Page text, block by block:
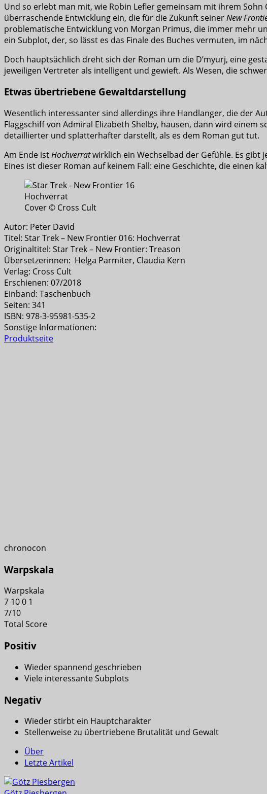
Und so erlebt man mit, wie Robin Lefler gemeinsam mit ihrem
überraschende Entwicklung ein, die für die Zukunft seinerNew
problematische Entwicklung von Morgan Primus, die immer mehr
ein Subplot, der, so lässt es das Finale des Buches vermuten, im
Doch hauptsächlich dreht sich der Roman um die D’myurj, eine
jeweiligen Vertreter als intelligent und gewieft. Als Wesen, die
Etwas übertriebene Gewaltdarstellung
Wesentlich interessanter sind allerdings ihre Handlanger, die der
Flaggschiff von Admiral Elizabeth Shelby, hausen, dann wird
detaillierter und splatterhafter darstellt, als es dem Roman gut tut.
Am Ende istHochverratwirklich ein Wechselbad der Gefühle. Es gibt
Eines ist dieser Roman auf keinem Fall: eine Geschichte, die einen
Cover © Cross Cult
Autor: Peter David
Titel: Star Trek – New Frontier 016: Hochverrat
Originaltitel: Star Trek – New Frontier: Treason
Übersetzerinnen: Helga Parmiter, Claudia Kern
Verlag: Cross Cult
Erschienen: 07/2018
Einband: Taschenbuch
Seiten: 341
ISBN: 978-3-95981-535-2
Sonstige Informationen:
Produktseite
chronocon
Warpskala
Warpskala
7 100 1
7/10
Total Score
Positiv
Wieder spannend geschrieben
Viele interessante Subplots
Negativ
Wieder stirbt ein Hauptcharakter
Stellenweise zu übertriebene Brutalität und Gewalt
Über
Letzte Artikel